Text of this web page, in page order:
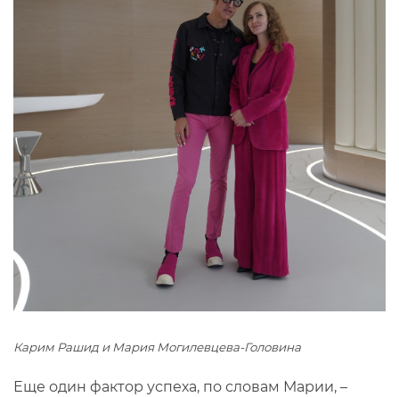
Карим Рашид и Мария Могилевцева-Головина
Еще один фактор успеха, по словам Марии, –